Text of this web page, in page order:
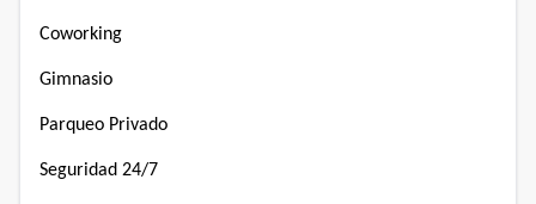
Coworking
Gimnasio
Parqueo Privado
Seguridad 24/7